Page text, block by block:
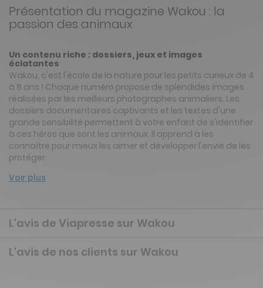
Présentation du magazine Wakou : la
passion des animaux
Un contenu riche : dossiers, jeux et images
éclatantes
Wakou, c'est l'école de la nature pour les petits curieux de 4
à 8 ans ! Chaque numéro propose de splendides images
réalisées par les meilleurs photographes animaliers. Les
dossiers documentaires captivants et les textes d'une
grande sensibilité permettent à votre enfant de s'identifier
à ces héros que sont les animaux. Il apprend à les
connaître pour mieux les aimer et développer l'envie de les
protéger.
Voir plus
L'avis de Viapresse sur Wakou
L'avis de nos clients sur Wakou